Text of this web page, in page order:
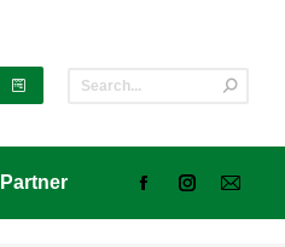
Partner